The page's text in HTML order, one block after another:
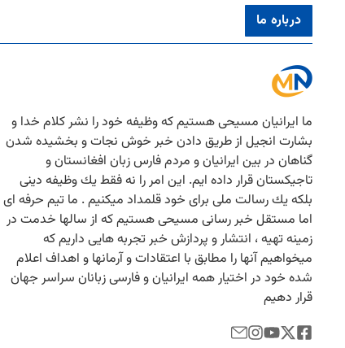
درباره ما
ما ایرانیان مسیحی هستیم كه وظیفه خود را نشر كلام خدا و
بشارت انجیل از طریق دادن خبر خوش نجات و بخشیده شدن
گناهان در بین ایرانیان و مردم فارس زبان افغانستان و
تاجیكستان قرار داده ایم. این امر را نه فقط یك وظیفه دینی
بلكه یك رسالت ملی برای خود قلمداد میكنیم . ما تیم حرفه ای
اما مستقل خبر رسانی مسیحی هستیم كه از سالها خدمت در
زمینه تهیه ، انتشار و پردازش خبر تجربه هایی داریم كه
میخواهیم آنها را مطابق با اعتقادات و آرمانها و اهداف اعلام
شده خود در اختیار همه ایرانیان و فارسی زبانان سراسر جهان
قرار دهیم